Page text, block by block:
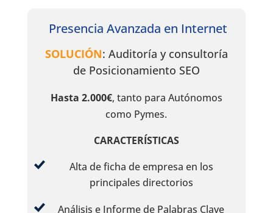
Presencia Avanzada en Internet
SOLUCIÓN: Auditoría y consultoría
de Posicionamiento SEO
Hasta 2.000€, tanto para Autónomos
como Pymes.
CARACTERÍSTICAS
Alta de ficha de empresa en los
principales directorios
Análisis e Informe de Palabras Clave